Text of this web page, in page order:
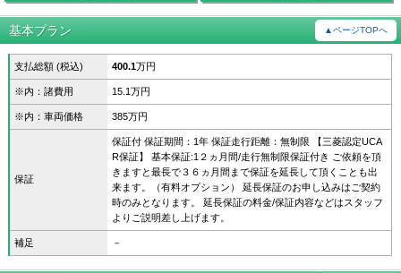
基本プラン ▲ページTOPへ
支払総額 (税込) 400.1万円
※内：諸費用 15.1万円
※内：車両価格 385万円
保証
保証付 保証期間：1年 保証走行距離：無制限 【三菱認定UCA
R保証】 基本保証:1２ヵ月間/走行無制限保証付き ご依頼を頂
きますと最長で３６ヵ月間まで保証を延長して頂くことも出
来ます。（有料オプション） 延長保証のお申し込みはご契約
時のみとなります。 延長保証の料金/保証内容などはスタッフ
よりご説明差し上げます。
補足 －